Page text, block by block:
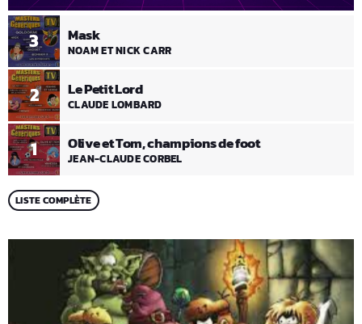
1 Olive et Tom, champions de foot
JEAN-CLAUDE CORBEL
2 Le Petit Lord
CLAUDE LOMBARD
3 Mask
NOAM ET NICK CARR
LISTE COMPLÈTE